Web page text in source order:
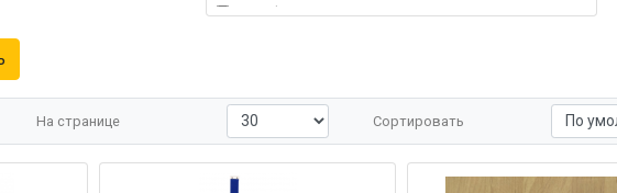
Парафинотерапия
Центрифуги(0)
Шприцы
Штативы(0)
На странице Сортировать